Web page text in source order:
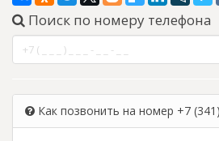
Поиск по номеру телефона
Как позвонить на номер +7